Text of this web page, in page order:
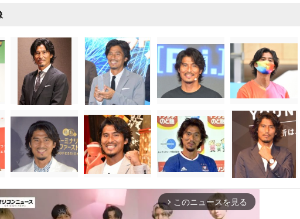
arrow_forward_ios このニュースを見る